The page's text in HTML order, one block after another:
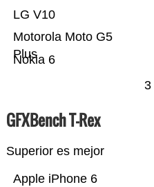
Nokia 6
Motorola Moto G5
Plus
LG V10
3
GFXBench T-Rex
Superior es mejor
Apple iPhone 6